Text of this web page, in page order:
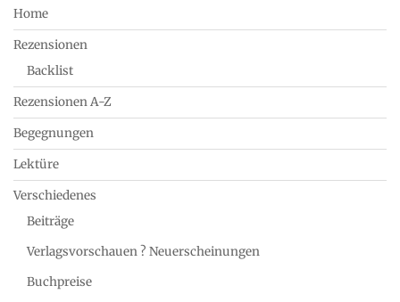
Home
Rezensionen
Backlist
Rezensionen A-Z
Begegnungen
Lektüre
Verschiedenes
Beiträge
Verlagsvorschauen ? Neuerscheinungen
Buchpreise